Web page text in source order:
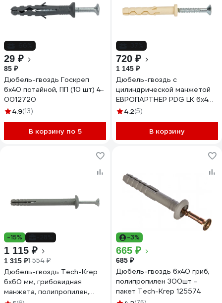
29 ₽
85 ₽
Дюбель-гвоздь Госкреп
6х40 потайной, ПП (10 шт) 4-
0012720
4.9(13)
В корзину по 5
720 ₽
1 145 ₽
Дюбель-гвоздь с
цилиндрической манжетой
ЕВРОПАРТНЕР PDG LK 6x40,
150 шт. 76091179
4.2(5)
В корзину
-15%
1 115 ₽
1 315 ₽1 554 ₽
Дюбель-гвоздь Tech-Krep
6x60 мм, грибовидная
манжета, полипропилен,
-3%
665 ₽
685 ₽
Дюбель-гвоздь 6х40 гриб,
полипропилен 300шт -
пакет Tech-Krep 125574